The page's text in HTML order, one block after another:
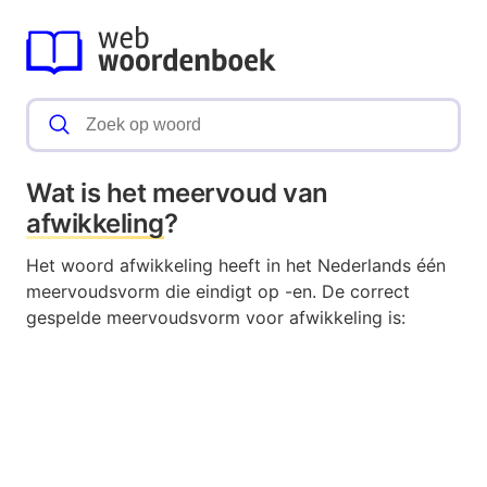
Wat is het meervoud van
afwikkeling?
Het woord afwikkeling heeft in het Nederlands één
meervoudsvorm die eindigt op -en. De correct
gespelde meervoudsvorm voor afwikkeling is: